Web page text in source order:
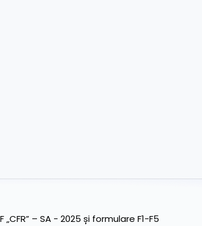
– SA - 2025 și formulare F1-F5